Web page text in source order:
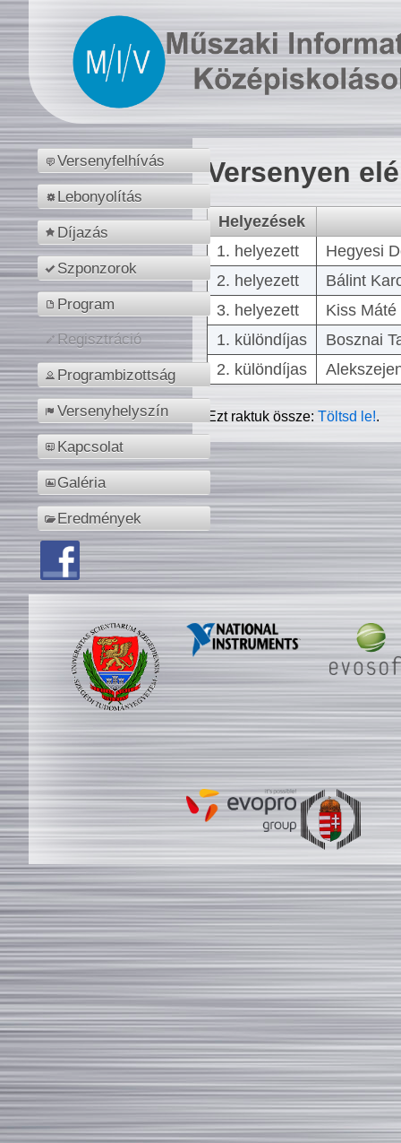
Versenyfelhívás
Lebonyolítás
Díjazás
Szponzorok
Program
Regisztráció
Programbizottság
Versenyhelyszín
Kapcsolat
Galéria
Eredmények
Versenyen
Helyezések
1. helyezett
Hegyesi
2. helyezett
Bálint
3. helyezett
Kiss
1. különdíjas
Bosznai
2. különdíjas
Ezt raktuk össze:Töltsd le!.